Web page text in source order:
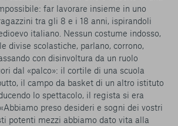
far lavorare insieme in uno
tra gli 8 e i 18 anni, ispirandoli
italiano. Nessun costume indosso,
divise scolastiche, parlano, corrono,
con disinvoltura da un ruolo
dal «palco»: il cortile di una scuola
il campo da basket di un altro istituto
lo spettacolo, il regista si era
preso desideri e sogni dei vostri
potenti mezzi abbiamo dato vita alla